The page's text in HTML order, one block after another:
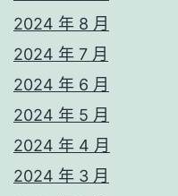
2024 年 8 月
2024 年 7 月
2024 年 6 月
2024 年 5 月
2024 年 4 月
2024 年 3 月